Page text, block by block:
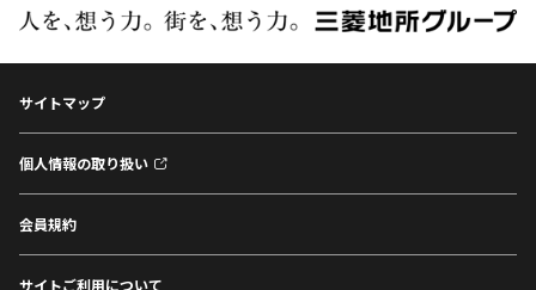
サイトマップ
個人情報の取り扱い
会員規約
サイトご利用について